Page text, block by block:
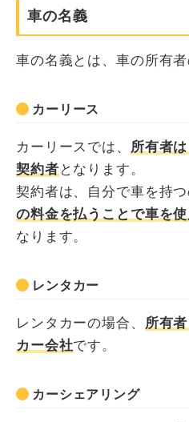
車の名義
車の名義とは、車の所有者
カーリース
カーリースでは、 所有者
契約者 となります。
契約者は、自分で車を持
の料金を払うことで車を
なります。
レンタカー
レンタカーの場合、 所有
カー会社です。
カーシェアリング